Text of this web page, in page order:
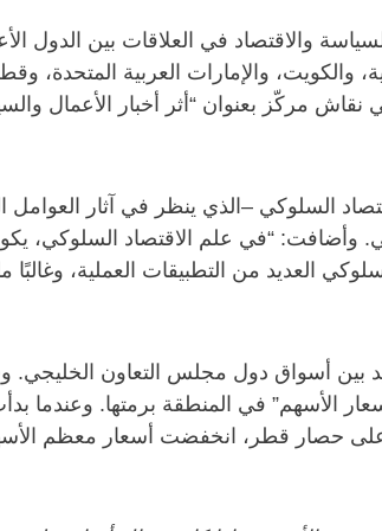
والاقتصاد في العلاقات بين الدول
العربية السعودية، والكويت، والإمارات
مركّز بعنوان “أثر أخبار الأعمال
–الذي ينظر في آثار العوامل
“في علم الاقتصاد السلوكي، يكون
العديد من التطبيقات العملية،
بين أسواق دول مجلس التعاون الخليجي.
على حصار قطر، انخفضت أسعار معظم